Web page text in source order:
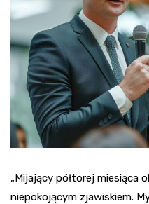
„Mijający półtorej miesiąca
niepokojącym zjawiskiem.